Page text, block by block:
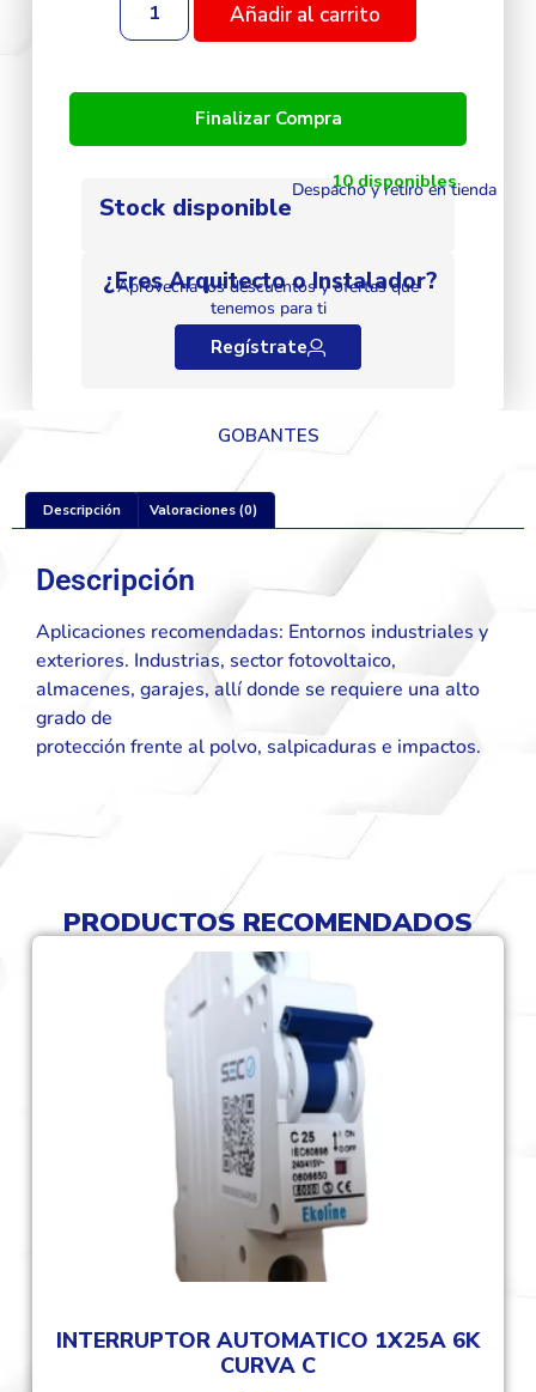
Añadir al carrito
Finalizar Compra
Stock disponible
Despacho y retiro en tienda
10 disponibles
¿Eres Arquitecto o Instalador?
Aprovecha los descuentos y ofertas que
tenemos para ti
Regístrate
GOBANTES
Descripción Valoraciones (0)
Descripción
Aplicaciones recomendadas: Entornos industriales y
exteriores. Industrias, sector fotovoltaico,
almacenes, garajes, allí donde se requiere una alto
grado de
protección frente al polvo, salpicaduras e impactos.
PRODUCTOS RECOMENDADOS
INTERRUPTOR AUTOMATICO 1X25A 6K
CURVA C